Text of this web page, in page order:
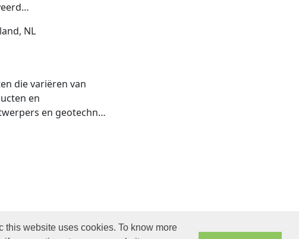
website uses cookies. To know more
NL
die variëren van
en
en geotechn…